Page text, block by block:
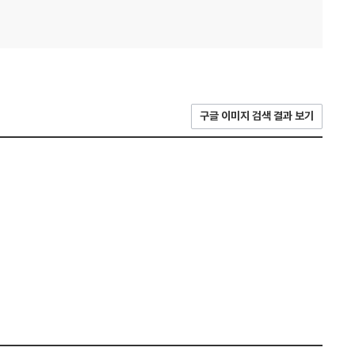
구글 이미지 검색 결과 보기